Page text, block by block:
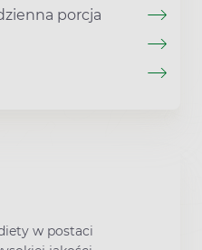
porcja
w postaci